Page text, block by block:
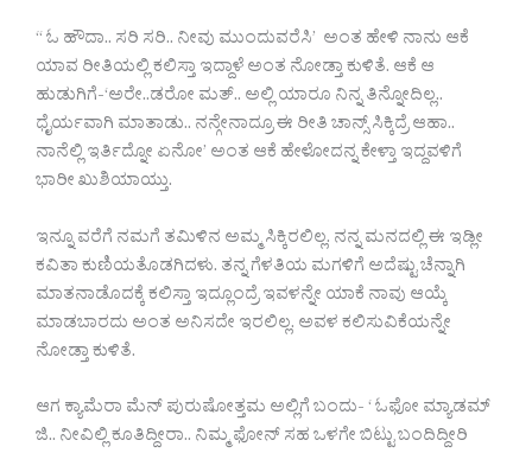
“ ಓ ಹೌದಾ.. ಸರಿ ಸರಿ.. ನೀವು ಮುಂದುವರೆಸಿ’ ಅಂತ ಹೇಳಿ ನಾನು ಆಕೆ
ಯಾವ ರೀತಿಯಲ್ಲಿ ಕಲಿಸ್ತಾ ಇದ್ದಾಳೆ ಅಂತ ನೋಡ್ತಾ ಕುಳಿತೆ. ಆಕೆ ಆ
ಹುಡುಗಿಗೆ-‘ಅರೇ..ಡರೋ ಮತ್.. ಅಲ್ಲಿ ಯಾರೂ ನಿನ್ನ ತಿನ್ನೋದಿಲ್ಲ..
ಧೈರ್ಯವಾಗಿ ಮಾತಾಡು.. ನನ್ಗೇನಾದ್ರೂ ಈ ರೀತಿ ಚಾನ್ಸ್ ಸಿಕ್ಕಿದ್ರೆ ಆಹಾ..
ನಾನೆಲ್ಲಿ ಇರ್ತಿದ್ನೋ ಏನೋ’ ಅಂತ ಆಕೆ ಹೇಳೋದನ್ನ ಕೇಳ್ತಾ ಇದ್ದವಳಿಗೆ
ಭಾರೀ ಖುಶಿಯಾಯ್ತು.
ಇನ್ನೂ ವರೆಗೆ ನಮಗೆ ತಮಿಳಿನ ಅಮ್ಮ ಸಿಕ್ಕಿರಲಿಲ್ಲ. ನನ್ನ ಮನದಲ್ಲಿ ಈ ಇಡ್ಲೀ
ಕವಿತಾ ಕುಣಿಯತೊಡಗಿದಳು. ತನ್ನ ಗೆಳತಿಯ ಮಗಳಿಗೆ ಅದೆಷ್ಟು ಚೆನ್ನಾಗಿ
ಮಾತನಾಡೊದಕ್ಕೆ ಕಲಿಸ್ತಾ ಇದ್ಲೂಂದ್ರೆ ಇವಳನ್ನೇ ಯಾಕೆ ನಾವು ಆಯ್ಕೆ
ಮಾಡಬಾರದು ಅಂತ ಅನಿಸದೇ ಇರಲಿಲ್ಲ. ಅವಳ ಕಲಿಸುವಿಕೆಯನ್ನೇ
ನೋಡ್ತಾ ಕುಳಿತೆ.
ಆಗ ಕ್ಯಾಮೆರಾ ಮೆನ್ ಪುರುಷೋತ್ತಮ ಅಲ್ಲಿಗೆ ಬಂದು- ‘ ಓಫೋ ಮ್ಯಾಡಮ್
ಜಿ.. ನೀವಿಲ್ಲಿ ಕೂತಿದ್ದೀರಾ.. ನಿಮ್ಮ ಫೋನ್ ಸಹ ಒಳಗೇ ಬಿಟ್ಟು ಬಂದಿದ್ದೀರಿ